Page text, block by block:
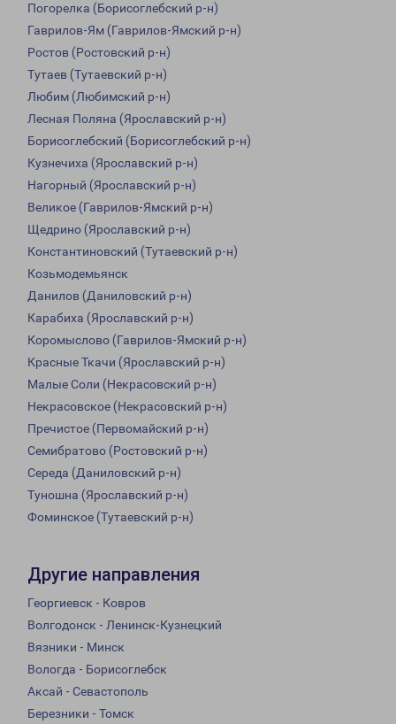
Погорелка (Борисоглебский р-н)
Гаврилов-Ям (Гаврилов-Ямский р-н)
Ростов (Ростовский р-н)
Тутаев (Тутаевский р-н)
Любим (Любимский р-н)
Лесная Поляна (Ярославский р-н)
Борисоглебский (Борисоглебский р-н)
Кузнечиха (Ярославский р-н)
Нагорный (Ярославский р-н)
Великое (Гаврилов-Ямский р-н)
Щедрино (Ярославский р-н)
Константиновский (Тутаевский р-н)
Козьмодемьянск
Данилов (Даниловский р-н)
Карабиха (Ярославский р-н)
Коромыслово (Гаврилов-Ямский р-н)
Красные Ткачи (Ярославский р-н)
Малые Соли (Некрасовский р-н)
Некрасовское (Некрасовский р-н)
Пречистое (Первомайский р-н)
Семибратово (Ростовский р-н)
Середа (Даниловский р-н)
Туношна (Ярославский р-н)
Фоминское (Тутаевский р-н)
Другие направления
Георгиевск - Ковров
Волгодонск - Ленинск-Кузнецкий
Вязники - Минск
Вологда - Борисоглебск
Аксай - Севастополь
Березники - Томск